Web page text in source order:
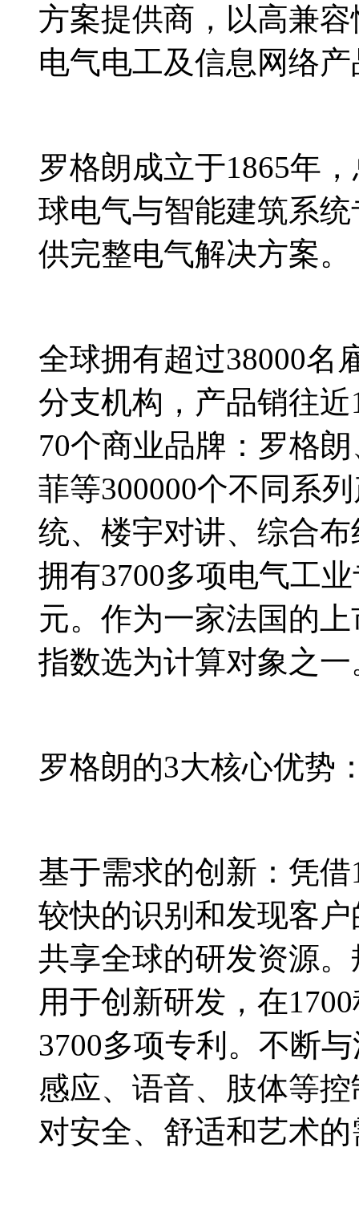
方案提供商，以高兼
电气电工及信息网络
罗格朗成立于1865年
球电气与智能建筑系
供完整电气解决方案。
全球拥有超过38000名
分支机构，产品销往
70个商业品牌：罗格
菲等300000个不同系
统、楼宇对讲、综合
拥有3700多项电气工
元。作为一家法国的
指数选为计算对象之一
罗格朗的3大核心优势
基于需求的创新：凭
较快的识别和发现客
共享全球的研发资源
用于创新研发，在
3700多项专利。不断
感应、语音、肢体等
对安全、舒适和艺术